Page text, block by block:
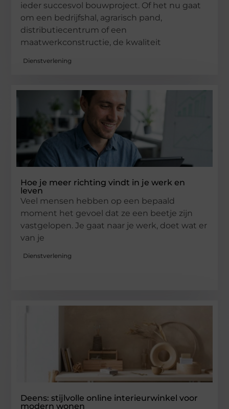
ieder succesvol bouwproject. Of het nu gaat
om een bedrijfshal, agrarisch pand,
distributiecentrum of een
maatwerkconstructie, de kwaliteit
Dienstverlening
Hoe je meer richting vindt in je werk en
leven
Veel mensen hebben op een bepaald
moment het gevoel dat ze een beetje zijn
vastgelopen. Je gaat naar je werk, doet wat er
van je
Dienstverlening
Deens: stijlvolle online interieurwinkel voor
modern wonen